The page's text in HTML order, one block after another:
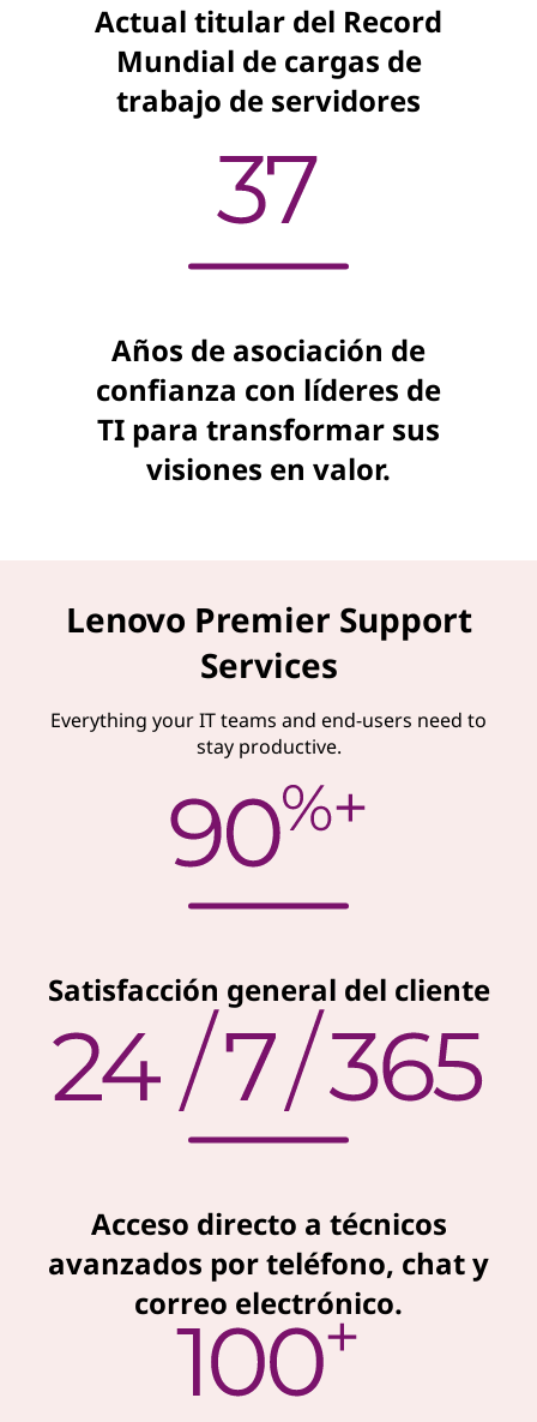
Actual titular del Record
Mundial de cargas de
trabajo de servidores
Años de asociación de
confianza con líderes de
TI para transformar sus
visiones en valor.
Lenovo Premier Support
Services
Everything your IT teams and end-users need to
stay productive.
Satisfacción general del cliente
Acceso directo a técnicos
avanzados por teléfono, chat y
correo electrónico.